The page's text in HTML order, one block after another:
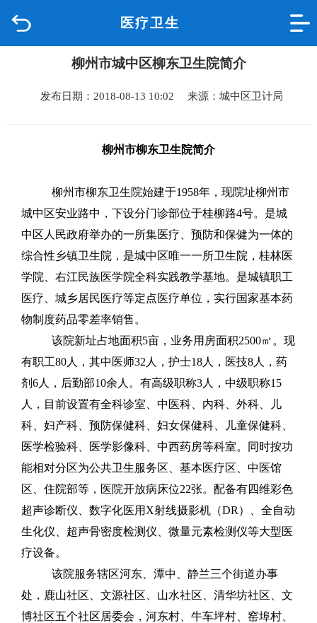
医疗卫生
新闻中心
互动回应
数据专题
柳州市城中区柳东卫生院简介
发布日期：2018-08-13 10:02 来源：城中区卫计局
柳州市柳东卫生院简介
柳州市柳东卫生院始建于1958年，现院址柳州市
城中区安业路中， 下设分门诊部位于桂柳路4号。 是城
中区人民政府举办的一所集医疗、预防和保健为一体的
综合性乡镇卫生院，是城中区唯一一所卫生院，桂林医
学院、右江民族医学院全科实践教学基地。是城镇职工
医疗、城乡居民医疗等定点医疗单位，实行国家基本药
物制度药品零差率销售。
该院新址占地面积5亩，业务用房面积2500㎡ 。现
有职工80人，其中医师32人，护士18人，医技8人，药
剂6人，后勤部10余人。有高级职称3人，中级职称15
人， 目前设置有全科诊室、中医科、 内科、外科、儿
科、妇产科、预防保健科、妇女保健科、儿童保健科、
医学检验科、医学影像科、中西药房等科室。
同时按功
能相对分区为公共卫生服务区、基本医疗区、中医馆
区、住院部等， 医院开放病床位22张。 配备有四维彩色
超声诊断仪、数字化医用X射线摄影机（DR）、全自动
生化仪、超声骨密度检测仪、微量元素检测仪等大型医
疗设备。
该院服务辖区河东、潭中、静兰三个街道办事
处， 鹿山社区、文源社区、山水社区、清华坊社区、文
博社区五个社区居委会 ，河东村、牛车坪村、窑埠村、